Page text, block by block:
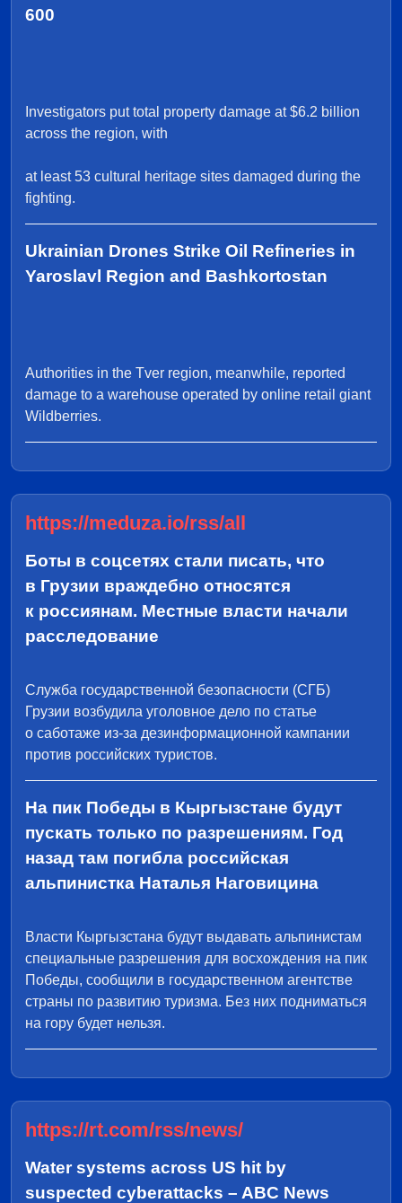
600
Investigators put total property damage at $6.2 billion
across the region, with
at least 53 cultural heritage sites damaged during the
fighting.
Ukrainian Drones Strike Oil Refineries in
Yaroslavl Region and Bashkortostan
Authorities in the Tver region, meanwhile, reported
damage to a warehouse operated by online retail giant
Wildberries.
https://meduza.io/rss/all
Боты в соцсетях стали писать, что
в Грузии враждебно относятся
к россиянам. Местные власти начали
расследование
Служба государственной безопасности (СГБ)
Грузии возбудила уголовное дело по статье
о саботаже из-за дезинформационной кампании
против российских туристов.
На пик Победы в Кыргызстане будут
пускать только по разрешениям. Год
назад там погибла российская
альпинистка Наталья Наговицина
Власти Кыргызстана будут выдавать альпинистам
специальные разрешения для восхождения на пик
Победы, сообщили в государственном агентстве
страны по развитию туризма. Без них подниматься
на гору будет нельзя.
https://rt.com/rss/news/
Water systems across US hit by
suspected cyberattacks – ABC News